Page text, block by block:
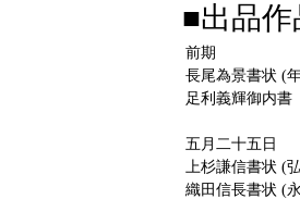
■出品作
前期
長尾為景書状 (
足利義輝御内書
五月二十五
上杉謙信書状 (
織田信長書